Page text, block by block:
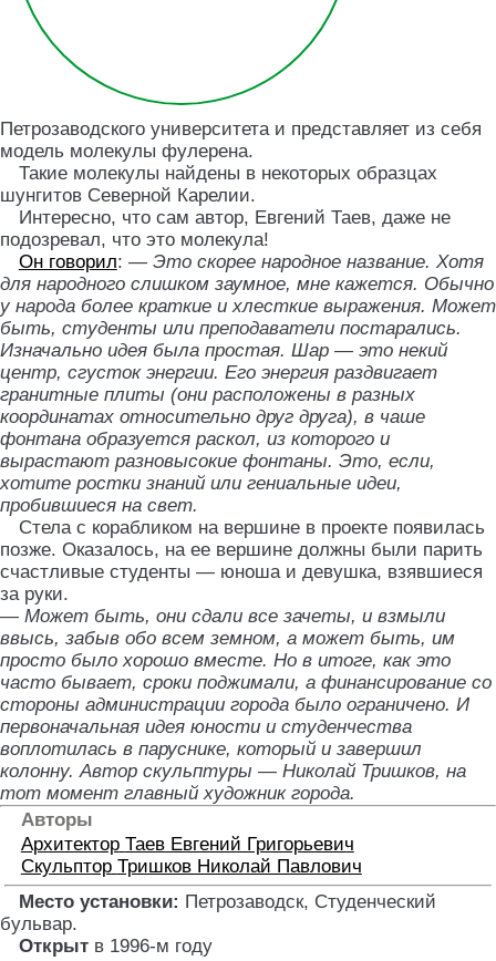
Петрозаводского университета и представляет из себя
модель молекулы фулерена.
Такие молекулы найдены в некоторых образцах
шунгитов Северной Карелии.
Интересно, что сам автор, Евгений Таев, даже не
подозревал, что это молекула!
Он говорил: — Это скорее народное название. Хотя
для народного слишком заумное, мне кажется. Обычно
у народа более краткие и хлесткие выражения. Может
быть, студенты или преподаватели постарались.
Изначально идея была простая. Шар — это некий
центр, сгусток энергии. Его энергия раздвигает
гранитные плиты (они расположены в разных
координатах относительно друг друга), в чаше
фонтана образуется раскол, из которого и
вырастают разновысокие фонтаны. Это, если,
хотите ростки знаний или гениальные идеи,
пробившиеся на свет.
Стела с корабликом на вершине в проекте появилась
позже. Оказалось, на ее вершине должны были парить
счастливые студенты — юноша и девушка, взявшиеся
за руки.
— Может быть, они сдали все зачеты, и взмыли
ввысь, забыв обо всем земном, а может быть, им
просто было хорошо вместе. Но в итоге, как это
часто бывает, сроки поджимали, а финансирование со
стороны администрации города было ограничено. И
первоначальная идея юности и студенчества
воплотилась в паруснике, который и завершил
колонну. Автор скульптуры — Николай Тришков, на
тот момент главный художник города.
Авторы
Архитектор Таев Евгений Григорьевич
Скульптор Тришков Николай Павлович
Место установки: Петрозаводск, Студенческий
бульвар.
Открыт в 1996-м году